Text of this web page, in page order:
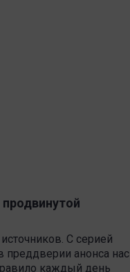
С серией
преддверии анонса нас
каждый день